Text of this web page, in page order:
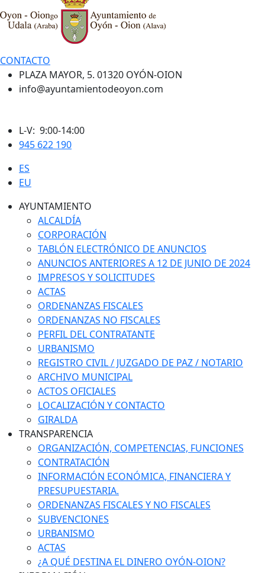
CONTACTO
PLAZA MAYOR, 5. 01320 OYÓN-OION
info@ayuntamientodeoyon.com
L-V: 9:00-14:00
945 622 190
ES
EU
AYUNTAMIENTO
ALCALDÍA
CORPORACIÓN
TABLÓN ELECTRÓNICO DE ANUNCIOS
ANUNCIOS ANTERIORES A 12 DE JUNIO DE 2024
IMPRESOS Y SOLICITUDES
ACTAS
ORDENANZAS FISCALES
ORDENANZAS NO FISCALES
PERFIL DEL CONTRATANTE
URBANISMO
REGISTRO CIVIL / JUZGADO DE PAZ / NOTARIO
ARCHIVO MUNICIPAL
ACTOS OFICIALES
LOCALIZACIÓN Y CONTACTO
GIRALDA
TRANSPARENCIA
ORGANIZACIÓN, COMPETENCIAS, FUNCIONES
CONTRATACIÓN
INFORMACIÓN ECONÓMICA, FINANCIERA Y
PRESUPUESTARIA.
ORDENANZAS FISCALES Y NO FISCALES
SUBVENCIONES
URBANISMO
ACTAS
¿A QUÉ DESTINA EL DINERO OYÓN-OION?